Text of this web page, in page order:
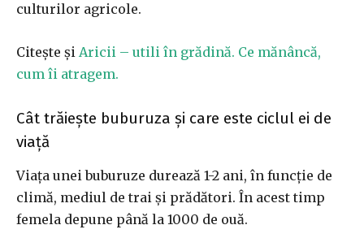
culturilor agricole.
Citește și Aricii – utili în grădină. Ce mănâncă,
cum îi atragem.
Cât trăiește buburuza și care este ciclul ei de
viață
Viața unei buburuze durează 1-2 ani, în funcție de
climă, mediul de trai și prădători. În acest timp
femela depune până la 1000 de ouă.